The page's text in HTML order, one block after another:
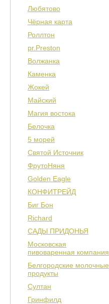
Любятово
Чёрная карта
Роллтон
pr.Preston
Волжанка
Каменка
Жокей
Майский
Магия востока
Белочка
5 морей
Святой Источник
ФрутоНяня
Golden Eagle
КОНФИТРЕЙД
Биг Бон
Richard
САДЫ ПРИДОНЬЯ
Московская
пивоваренная компания
Белгородские молочные
продукты
Султан
Гринфилд